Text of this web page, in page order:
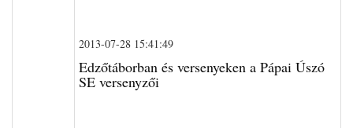
2013-07-28 15:41:49
Edzőtáborban és versenyeken a Pápai Úszó
SE versenyzői